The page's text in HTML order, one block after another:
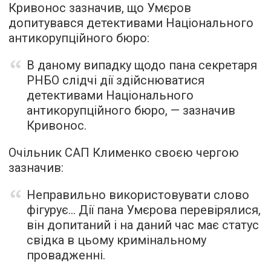
Кривонос зазначив, що Умєров
допитувався детективами Національного
антикорупційного бюро:
В даному випадку щодо пана секретаря
РНБО слідчі дії здійснюватися
детективами Національного
антикорупційного бюро, — зазначив
Кривонос.
Очільник САП Клименко своєю чергою
зазначив:
Неправильно використовувати слово
фігурує… Дії пана Умєрова перевірялися,
він допитаний і на даний час має статус
свідка в цьому кримінальному
провадженні.